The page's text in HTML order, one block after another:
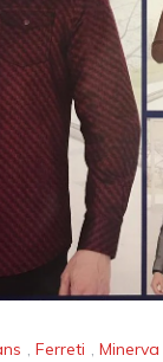
, Ferreti , Minerva